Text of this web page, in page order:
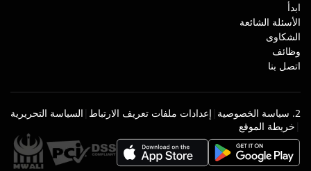
ابدأ
الأسئلة الشائعة
الشكاوى
وظائف
اتصل بنا
2. سياسة الخصوصية | إعدادات ملفات تعريف الارتباط | السياسة التحريرية
| خريطة الموقع